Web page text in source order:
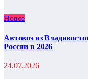
Новое
Автовоз из
России в 2026
24.07.2026